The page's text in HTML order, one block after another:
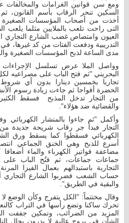
ومع سن قوانين الغرامات
السكين تنحر الرقاب بأسم القانون،
أخذت من أصحاب المؤسسات الصغيرة
التى راحت تلعب بالملايين مثلما يلعب
العيون وامتصاص غضب الشارع التجاري
التدريبية ودفعت الفتات من كد غيرها،
مدى الساعة لذبح المؤسسات الصغيرة
وواصل الملا عرض تسلسل الإجراءات
البحريني "ثم فتح الباب على
تجاريا بخمسين دينارا بدون أي شروط
الحضرة أفواجا ثم جاءت زيادة رسوم
من التجار تدخل المذبح فسقط الكثير
والقضائية ضد هؤلاء".
وأكمل "ثم جاءوا بالمنشار
التجار فبدأ جر رقاب شريحة جديدة من
الكهربائي فسقطوا كما يسقط ورق
أسرع للذبح وهي الخنق الجماعي
مضاعفة فواتير الكهرباء والماء
جماعات جماعات، ثم فتُح الباب على
التجارية باستبدالهم بعمال الفيزا
حساب الشعب فضربوا الشارع التجاري
والبقية في الطريق".
وقال مختتماً: "الكل يتفرج وكأن الوضع لا
تحرك ساكنا وتضع رأسها في التراب
المزيد من الضرائب، وتمكين جففت
الشأن في بروج عالية لا يدرون بحال